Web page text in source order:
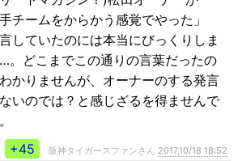
手チームをからかう感覚でやった」
していたのには本当にびっくりしま
。どこまでこの通りの言葉だったの
かりませんが、オーナーのする発言
いのでは？と感じざるを得ませんで
+45
阪神タイガースファンさん 2017,10/18 18:52